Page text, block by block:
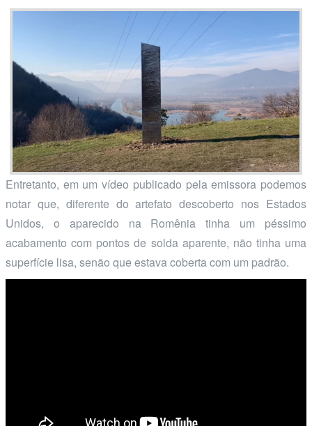
Entretanto, em um vídeo publicado pela emissora podemos
notar que, diferente do artefato descoberto nos Estados
Unidos, o aparecido na Romênia tinha um péssimo
acabamento com pontos de solda aparente, não tinha uma
superfície lisa, senão que estava coberta com um padrão.